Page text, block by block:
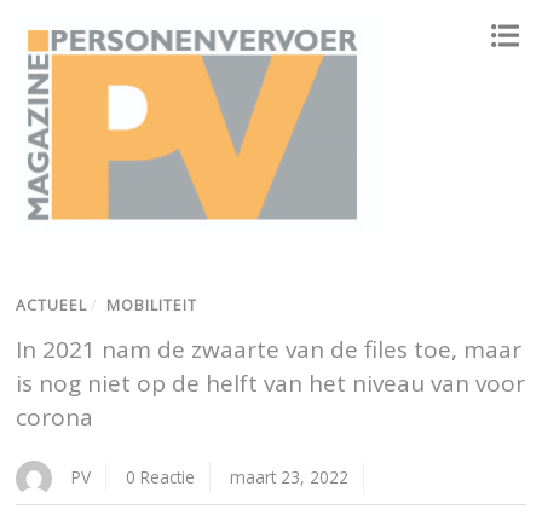
ACTUEEL / MOBILITEIT
In 2021 nam de zwaarte van de files toe, maar
is nog niet op de helft van het niveau van voor
corona
PV 0 Reactie maart 23, 2022